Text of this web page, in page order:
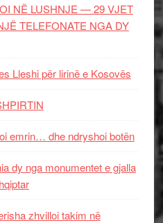
NË LUSHNJE — 29 VJET
TELEFONATE NGA DY
Lleshi për lirinë e Kosovës
emrin… dhe ndryshoi botën
dy nga monumentet e gjalla
zhvilloi takim në